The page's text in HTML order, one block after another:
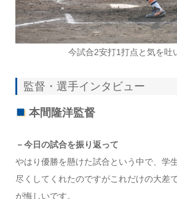
今試合2安打1打点と気を吐
監督・選手インタビュー
本間隆洋監督
－今日の試合を振り返って
やはり優勝を懸けた試合という中で、学
尽くしてくれたのですがこれだけの大差
が悔しいです。